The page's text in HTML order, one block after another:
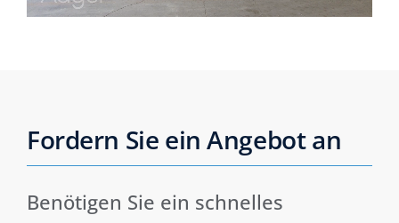
Fordern Sie ein Angebot an
Benötigen Sie ein schnelles